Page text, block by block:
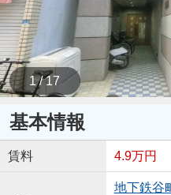
1 / 17
基本情報
賃料 4.9万円
地下鉄谷